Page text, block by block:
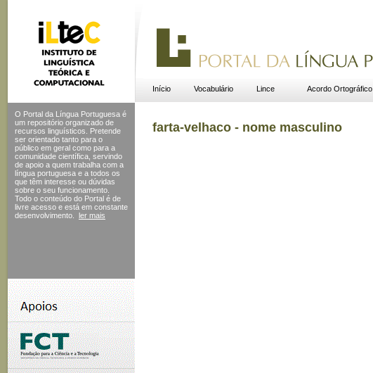
Início Vocabulário Lince Acordo Ortográfico
O Portal da Língua Portuguesa é
um repositório organizado de
recursos linguísticos. Pretende
ser orientado tanto para o
público em geral como para a
comunidade científica, servindo
de apoio a quem trabalha com a
língua portuguesa e a todos os
que têm interesse ou dúvidas
sobre o seu funcionamento.
Todo o conteúdo do Portal é de
livre acesso e está em constante
desenvolvimento.
ler mais
farta-velhaco - nome masculino